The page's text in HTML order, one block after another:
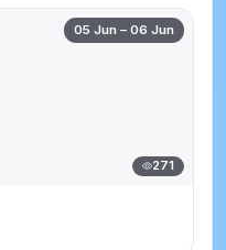
05 Jun – 06 Jun
271